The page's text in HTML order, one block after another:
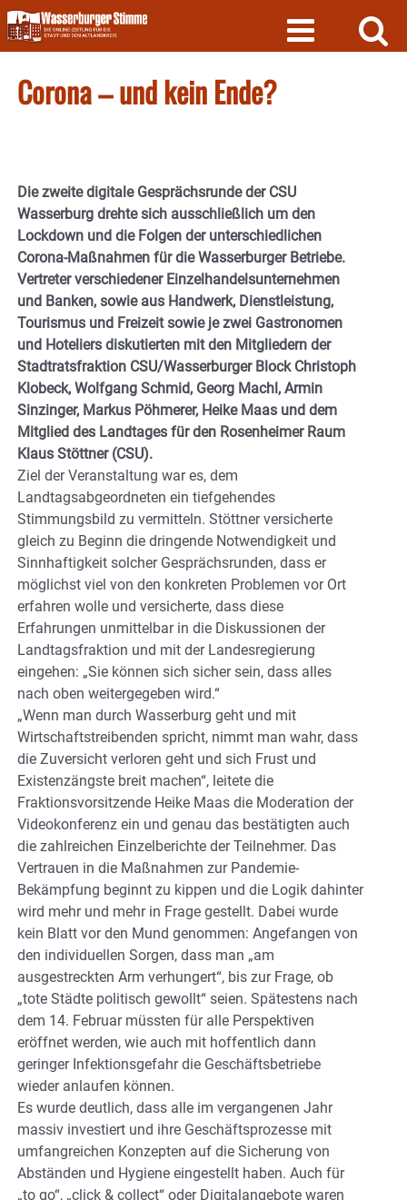
Skip
to
content
Corona – und kein Ende?
Die zweite digitale Gesprächsrunde der CSU
Wasserburg drehte sich ausschließlich um den
Lockdown und die Folgen der unterschiedlichen
Corona-Maßnahmen für die Wasserburger Betriebe.
Vertreter verschiedener Einzelhandelsunternehmen
und Banken, sowie aus Handwerk, Dienstleistung,
Tourismus und Freizeit sowie je zwei Gastronomen
und Hoteliers diskutierten mit den Mitgliedern der
Stadtratsfraktion CSU/Wasserburger Block Christoph
Klobeck, Wolfgang Schmid, Georg Machl, Armin
Sinzinger, Markus Pöhmerer, Heike Maas und dem
Mitglied des Landtages für den Rosenheimer Raum
Klaus Stöttner (CSU).
Ziel der Veranstaltung war es, dem
Landtagsabgeordneten ein tiefgehendes
Stimmungsbild zu vermitteln. Stöttner versicherte
gleich zu Beginn die dringende Notwendigkeit und
Sinnhaftigkeit solcher Gesprächsrunden, dass er
möglichst viel von den konkreten Problemen vor Ort
erfahren wolle und versicherte, dass diese
Erfahrungen unmittelbar in die Diskussionen der
Landtagsfraktion und mit der Landesregierung
eingehen: „Sie können sich sicher sein, dass alles
nach oben weitergegeben wird.“
„Wenn man durch Wasserburg geht und mit
Wirtschaftstreibenden spricht, nimmt man wahr, dass
die Zuversicht verloren geht und sich Frust und
Existenzängste breit machen“, leitete die
Fraktionsvorsitzende Heike Maas die Moderation der
Videokonferenz ein und genau das bestätigten auch
die zahlreichen Einzelberichte der Teilnehmer. Das
Vertrauen in die Maßnahmen zur Pandemie-
Bekämpfung beginnt zu kippen und die Logik dahinter
wird mehr und mehr in Frage gestellt. Dabei wurde
kein Blatt vor den Mund genommen: Angefangen von
den individuellen Sorgen, dass man „am
ausgestreckten Arm verhungert“, bis zur Frage, ob
„tote Städte politisch gewollt“ seien. Spätestens nach
dem 14. Februar müssten für alle Perspektiven
eröffnet werden, wie auch mit hoffentlich dann
geringer Infektionsgefahr die Geschäftsbetriebe
wieder anlaufen können.
Es wurde deutlich, dass alle im vergangenen Jahr
massiv investiert und ihre Geschäftsprozesse mit
umfangreichen Konzepten auf die Sicherung von
Abständen und Hygiene eingestellt haben. Auch für
„to go“, „click & collect“ oder Digitalangebote waren